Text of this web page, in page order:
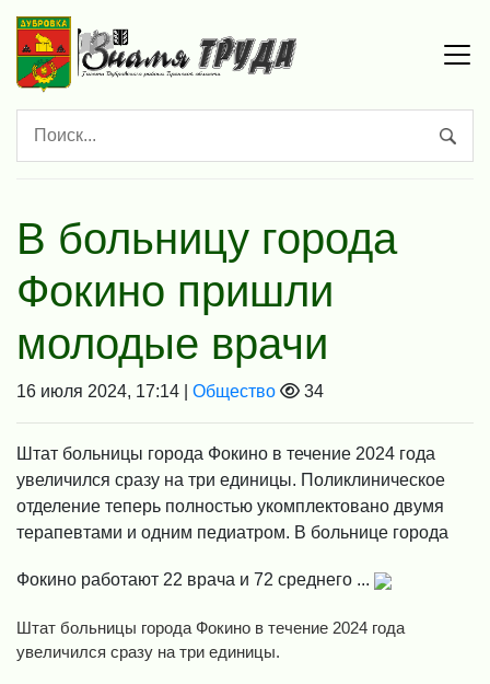
В больницу города
Фокино пришли
молодые врачи
16 июля 2024, 17:14 | Общество 34
Штат больницы города Фокино в течение 2024 года
увеличился сразу на три единицы. Поликлиническое
отделение теперь полностью укомплектовано двумя
терапевтами и одним педиатром. В больнице города
Фокино работают 22 врача и 72 среднего ...
Штат больницы города Фокино в течение 2024 года
увеличился сразу на три единицы.